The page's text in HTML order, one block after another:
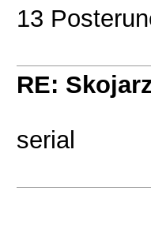
13
RE:
serial